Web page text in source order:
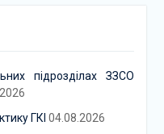
підрозділах ЗЗСО
ГКІ 04.08.2026